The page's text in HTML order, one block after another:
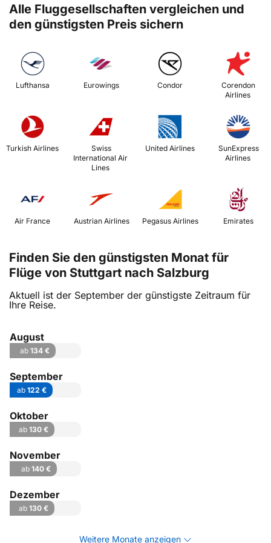
Alle Fluggesellschaften vergleichen und
den günstigsten Preis sichern
Lufthansa Eurowings Condor
Corendon
Airlines
Turkish Airlines
International Air
Lines
United Airlines
Airlines
Air France Austrian Airlines Emirates
Finden Sie den günstigsten Monat für
Flüge von Stuttgart nach Salzburg
Aktuell ist der September der günstigste Zeitraum für
Ihre Reise.
August
ab 134 €
September
ab122 €
Oktober
ab130 €
November
ab140 €
Dezember
ab130 €
Weitere Monate anzeigen